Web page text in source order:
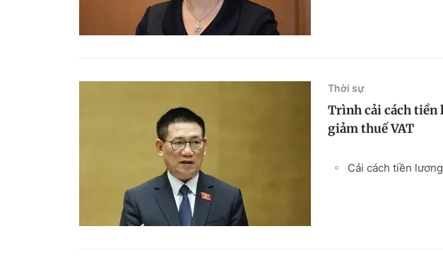
Thời sự
Trình cải cách tiền
giảm thuế VAT
Cải cách tiền